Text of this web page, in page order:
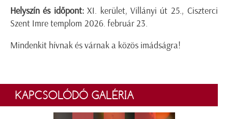
Helyszín és időpont:XI. kerület, Villányi út 25., Ciszterci
Szent Imre templom 2026. február 23.
Mindenkit hívnak és várnak a közös imádságra!
KAPCSOLÓDÓ GALÉRIA